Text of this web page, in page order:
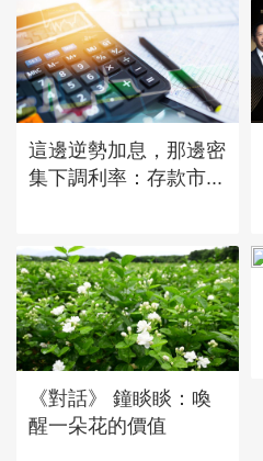
這邊逆勢加息，那邊密
集下調利率：存款市...
《對話》 鐘睒睒：喚
醒一朵花的價值